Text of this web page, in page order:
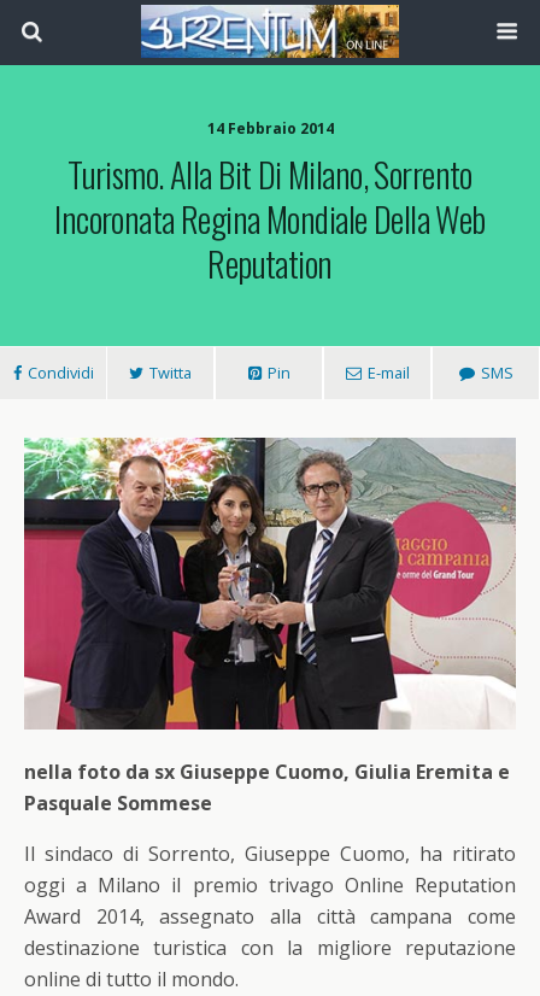
14 Febbraio 2014
Turismo. Alla Bit Di Milano, Sorrento
Incoronata Regina Mondiale Della Web
Reputation
Condividi Twitta Pin E-mail SMS
nella foto da sx Giuseppe Cuomo, Giulia Eremita e
Pasquale Sommese
Il sindaco di Sorrento, Giuseppe Cuomo, ha ritirato
oggi a Milano il premio trivago Online Reputation
Award 2014, assegnato alla città campana come
destinazione turistica con la migliore reputazione
online di tutto il mondo.